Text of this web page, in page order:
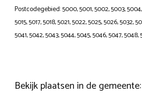
Postcodegebied: 5000, 5001, 5002, 5003, 5004,
5015, 5017, 5018, 5021, 5022, 5025, 5026, 5032,
5041, 5042, 5043, 5044, 5045, 5046, 5047, 5048,
Bekijk plaatsen in de gemeente: